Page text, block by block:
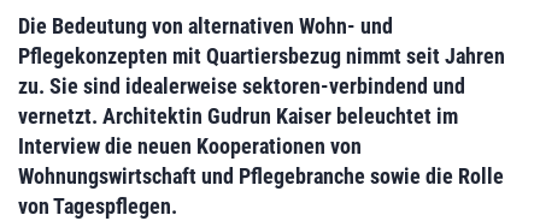
Die Bedeutung von alternativen Wohn- und
Pflegekonzepten mit Quartiersbezug nimmt seit Jahren
zu. Sie sind idealerweise sektoren-verbindend und
vernetzt. Architektin Gudrun Kaiser beleuchtet im
Interview die neuen Kooperationen von
Wohnungswirtschaft und Pflegebranche sowie die Rolle
von Tagespflegen.